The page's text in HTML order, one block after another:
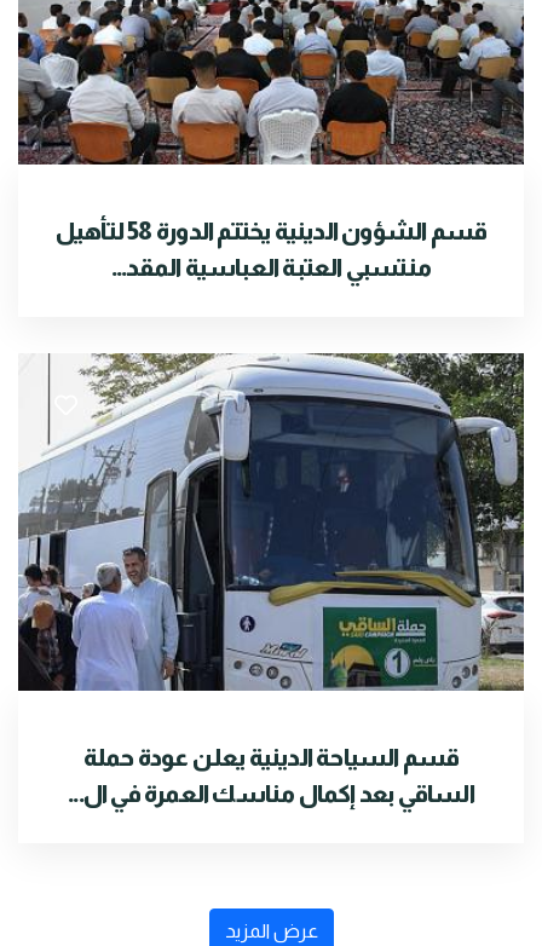
قسم الشؤون الدينية يختتم الدورة 58 لتأهيل
منتسبي العتبة العباسية المقد...
قسم السياحة الدينية يعلن عودة حملة
الساقي بعد إكمال مناسك العمرة في ال...
عرض المزيد